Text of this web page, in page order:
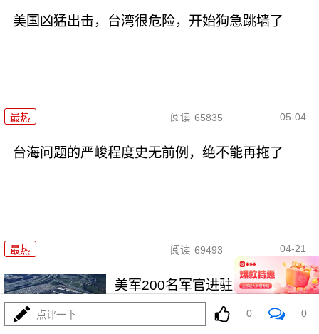
美国凶猛出击，台湾很危险，开始狗急跳墙了
最热 阅读 65835 05-04
台海问题的严峻程度史无前例，绝不能再拖了
最热 阅读 69493 04-21
美军200名军官进驻台湾，武统时
机提前降临
点评一下 0 0